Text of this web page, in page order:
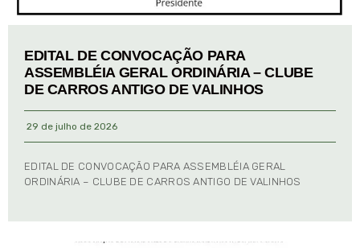
EDITAL DE CONVOCAÇÃO PARA
ASSEMBLÉIA GERAL ORDINÁRIA – CLUBE
DE CARROS ANTIGO DE VALINHOS
29 de julho de 2026
EDITAL DE CONVOCAÇÃO PARA ASSEMBLÉIA GERAL
ORDINÁRIA – CLUBE DE CARROS ANTIGO DE VALINHOS